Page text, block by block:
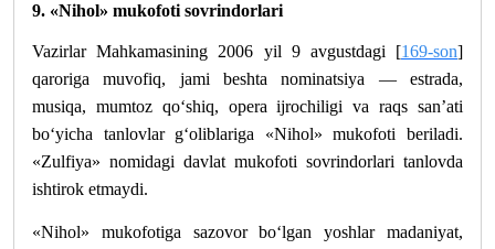
9. «Nihol» mukofoti sovrindorlari
Vazirlar Mahkamasining 2006 yil 9 avgustdagi [169-son]
qaroriga muvofiq, jami beshta nominatsiya — estrada,
musiqa, mumtoz qo‘shiq, opera ijrochiligi va raqs san’ati
bo‘yicha tanlovlar g‘oliblariga «Nihol» mukofoti beriladi.
«Zulfiya» nomidagi davlat mukofoti sovrindorlari tanlovda
ishtirok etmaydi.
«Nihol» mukofotiga sazovor bo‘lgan yoshlar madaniyat,